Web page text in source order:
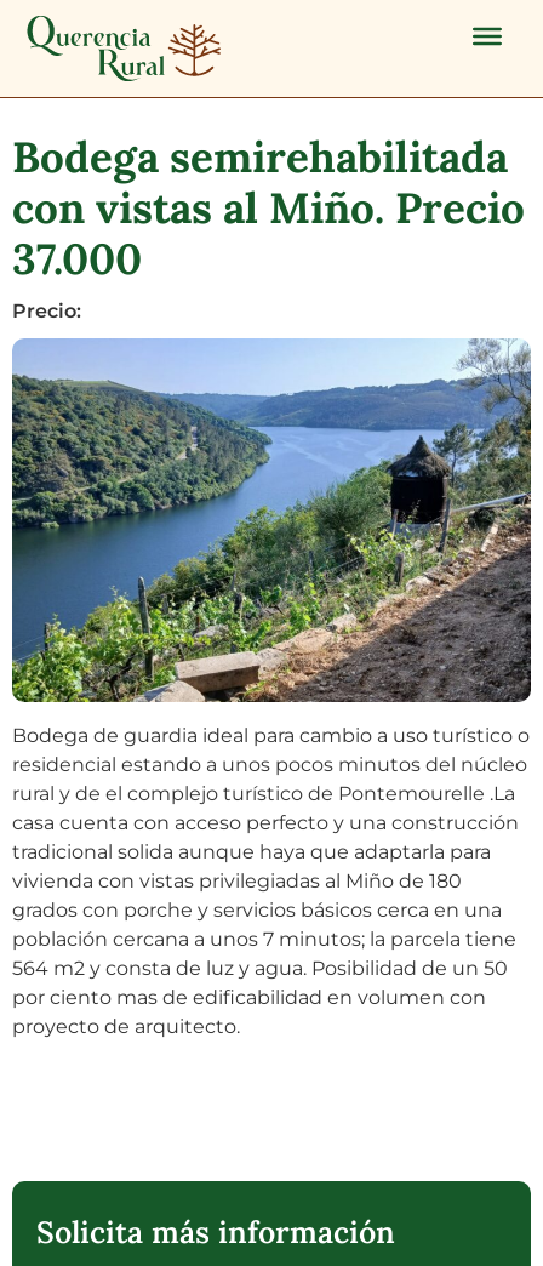
Bodega semirehabilitada
con vistas al Miño. Precio
37.000
Precio:
Bodega de guardia ideal para cambio a uso turístico o
residencial estando a unos pocos minutos del núcleo
rural y de el complejo turístico de Pontemourelle .La
casa cuenta con acceso perfecto y una construcción
tradicional solida aunque haya que adaptarla para
vivienda con vistas privilegiadas al Miño de 180
grados con porche y servicios básicos cerca en una
población cercana a unos 7 minutos; la parcela tiene
564 m2 y consta de luz y agua. Posibilidad de un 50
por ciento mas de edificabilidad en volumen con
proyecto de arquitecto.
Solicita más información